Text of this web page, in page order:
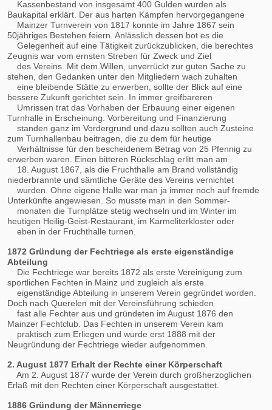
Kassenbestand von insgesamt 400 Gulden wurden als
Baukapital erklärt. Der aus harten Kämpfen hervorgegangene
Mainzer Turnverein von 1817 konnte im Jahre 1867 sein
50jähriges Bestehen feiern. Anlässlich dessen bot es die
Gelegenheit auf eine Tätigkeit zurückzublicken, die berechtes
Zeugnis war vom ernsten Streben für Zweck und Ziel
des Vereins. Mit dem Willen, unverrückt zur guten Sache zu
stehen, den Gedanken unter den Mitgliedern wach zuhalten
eine bleibende Stätte zu erwerben, sollte der Blick auf eine
bessere Zukunft gerichtet sein. In immer greifbareren
Umrissen trat das Vorhaben der Erbauung einer eigenen
Turnhalle in Erscheinung. Vorbereitung und Finanzierung
standen ganz im Vordergrund und dazu sollten auch Zusteine
zum Turnhallenbau beitragen, die zu dem für heutige
Verhältnisse für den bescheidenem Betrag von 25 Pfennig zu
erwerben waren. Einen bitteren Rückschlag erlitt man am
18. August 1867, als die Fruchthalle am Brand vollständig
niederbrannte und sämtliche Geräte des Vereins vernichtet
wurden. Ohne eigene Halle war man ja immer noch auf fremde
Unterkünfte angewiesen. So musste man in den Sommer-
monaten die Turnplätze stetig wechseln und im Winter im
heutigen Heilig-Geist-Restaurant, im Karmeliterkloster oder
eben in der Fruchthalle turnen.
1872 Gründung der Fechtriege als erste eigenständige
Abteilung
Die Fechtriege war bereits 1872 als erste Vereinigung zum
sportlichen Fechten in Mainz und zugleich als erste
eigenständige Abteilung in unserem Verein gegründet worden.
Doch nach Querelen mit der Vereinsführung schieden
fast alle Fechter aus und gründeten im August 1876 den
Mainzer Fechtclub. Das Fechten in unserem Verein kam
praktisch zum Erliegen und wurde erst 1888 mit der
Neugründung der Fechtriege wieder aufgenommen.
2. August 1877 Erhalt der Rechte einer Körperschaft
Am 2. August 1877 wurde der Verein durch großherzoglichen
Erlaß mit den Rechten einer Körperschaft ausgestattet.
1886 Gründung der Männerriege